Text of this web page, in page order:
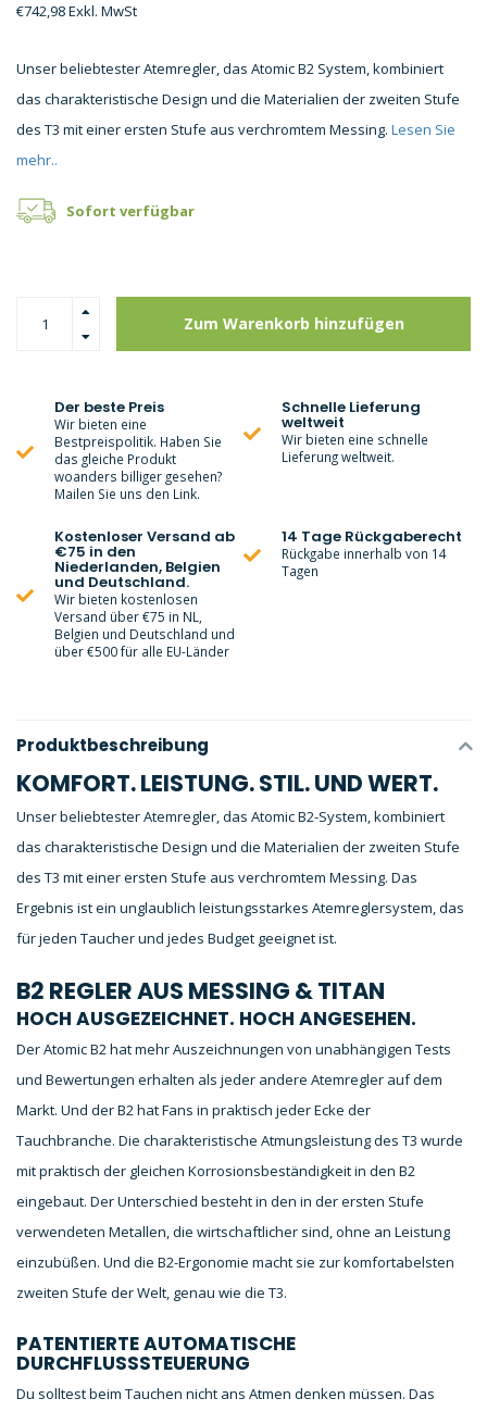
€742,98 Exkl. MwSt
Unser beliebtester Atemregler, das Atomic B2 System, kombiniert
das charakteristische Design und die Materialien der zweiten Stufe
des T3 mit einer ersten Stufe aus verchromtem Messing. Lesen Sie
mehr..
Sofort verfügbar
Zum Warenkorb hinzufügen
Der beste Preis
Wir bieten eine
Bestpreispolitik. Haben Sie
das gleiche Produkt
woanders billiger gesehen?
Mailen Sie uns den Link.
Schnelle Lieferung
weltweit
Wir bieten eine schnelle
Lieferung weltweit.
Kostenloser Versand ab
€75 in den
Niederlanden, Belgien
und Deutschland.
Wir bieten kostenlosen
Versand über €75 in NL,
Belgien und Deutschland und
über €500 für alle EU-Länder
14 Tage Rückgaberecht
Rückgabe innerhalb von 14
Tagen
Produktbeschreibung
KOMFORT. LEISTUNG. STIL. UND WERT.
Unser beliebtester Atemregler, das Atomic B2-System, kombiniert
das charakteristische Design und die Materialien der zweiten Stufe
des T3 mit einer ersten Stufe aus verchromtem Messing. Das
Ergebnis ist ein unglaublich leistungsstarkes Atemreglersystem, das
für jeden Taucher und jedes Budget geeignet ist.
B2 REGLER AUS MESSING & TITAN
HOCH AUSGEZEICHNET. HOCH ANGESEHEN.
Der Atomic B2 hat mehr Auszeichnungen von unabhängigen Tests
und Bewertungen erhalten als jeder andere Atemregler auf dem
Markt. Und der B2 hat Fans in praktisch jeder Ecke der
Tauchbranche. Die charakteristische Atmungsleistung des T3 wurde
mit praktisch der gleichen Korrosionsbeständigkeit in den B2
eingebaut. Der Unterschied besteht in den in der ersten Stufe
verwendeten Metallen, die wirtschaftlicher sind, ohne an Leistung
einzubüßen. Und die B2-Ergonomie macht sie zur komfortabelsten
zweiten Stufe der Welt, genau wie die T3.
PATENTIERTE AUTOMATISCHE
DURCHFLUSSSTEUERUNG
Du solltest beim Tauchen nicht ans Atmen denken müssen. Das